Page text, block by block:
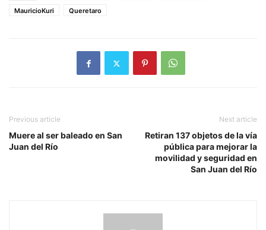
MauricioKuri
Queretaro
Previous article
Muere al ser baleado en San
Juan del Río
Next article
Retiran 137 objetos de la vía
pública para mejorar la
movilidad y seguridad en
San Juan del Río